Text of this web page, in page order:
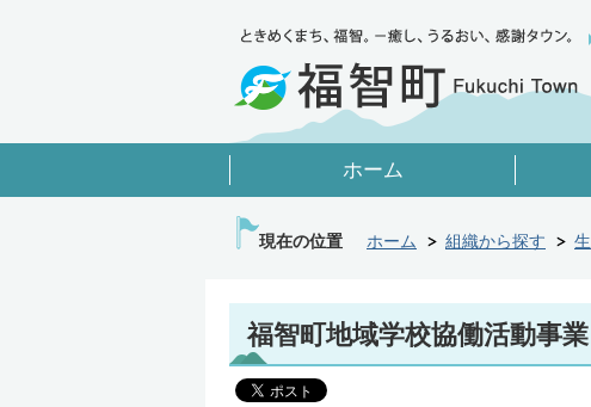
ホーム
現在の位置 ホーム 組織から探す
福智町地域学校協働活動事業